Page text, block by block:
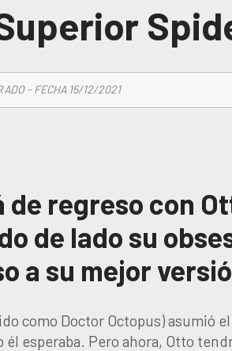
- FECHA 15/12/2021
regreso con
de lado su
a su mejor
como Doctor Octopus) asumió
esperaba. Pero ahora, Otto